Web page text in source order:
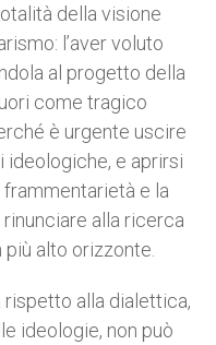
della visione
l’aver voluto
al progetto della
come tragico
è urgente uscire
ideologiche, e aprirsi
frammentarietà e la
alla ricerca
alto orizzonte.
rispetto alla dialettica,
ideologie, non può